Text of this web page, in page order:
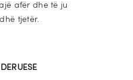
afër dhe të ju
tjetër.